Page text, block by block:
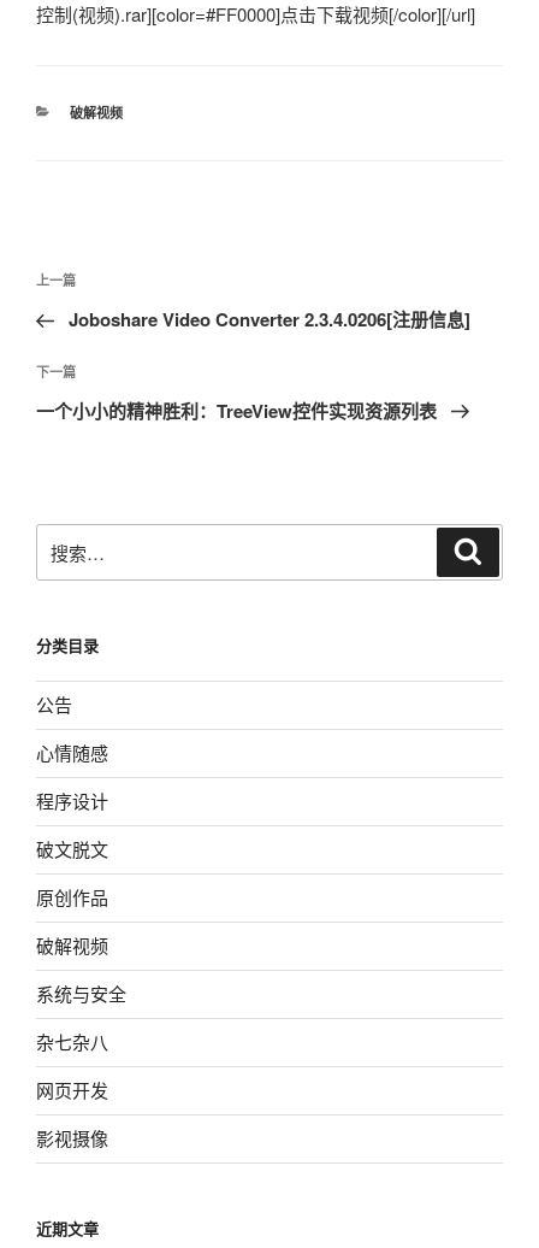
控制(视频).rar][color=#FF0000]点击下载视频[/color][/url]
分
破解视频
文
导
航
上
一
文
上一篇
Joboshare Video Converter 2.3.4.0206[注册信息]
下
一
下一篇
一个小小的精神胜利：TreeView控件实现资源列表
搜
索：
分类目录
公告
心情随感
程序设计
破文脱文
原创作品
破解视频
系统与安全
杂七杂八
网页开发
影视摄像
近期文章